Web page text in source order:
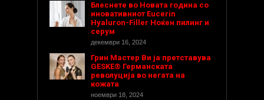
Блеснете во Новата година со
иновативниот Eucerin
Hyaluron-Filler Ноќен пилинг и
серум
декември 16, 2024
Грин Мастер Ви ја претставува
GESKE® Германската
револуција во негата на
кожата
ноември 18, 2024